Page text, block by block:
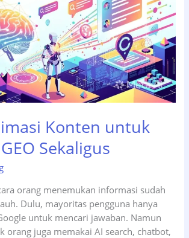
Konten untuk
Sekaligus
orang menemukan informasi sudah
Dulu, mayoritas pengguna hanya
untuk mencari jawaban. Namun
orang juga memakai AI search, chatbot,